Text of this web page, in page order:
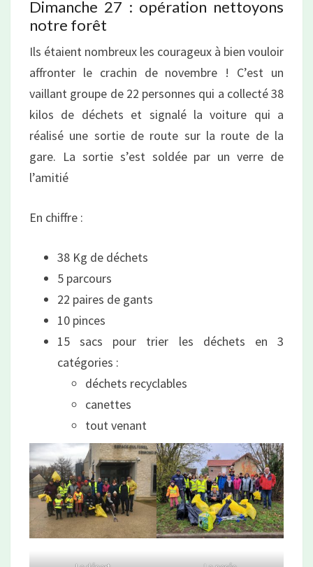
Dimanche 27 : opération nettoyons
notre forêt
Ils étaient nombreux les courageux à bien vouloir
affronter le crachin de novembre ! C’est un
vaillant groupe de 22 personnes qui a collecté 38
kilos de déchets et signalé la voiture qui a
réalisé une sortie de route sur la route de la
gare. La sortie s’est soldée par un verre de
l’amitié
En chiffre :
38 Kg de déchets
5 parcours
22 paires de gants
10 pinces
15 sacs pour trier les déchets en 3
catégories :
déchets recyclables
canettes
tout venant